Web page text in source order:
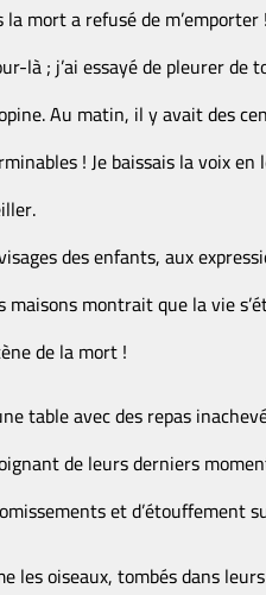
la mort a refusé de
là ; j’ai essayé de pleurer de
Au matin, il y avait des
! Je baissais la voix
des enfants, aux
maisons montrait que la vie
de la mort !
table avec des repas
de leurs derniers
et d’étouffement
les oiseaux, tombés dans